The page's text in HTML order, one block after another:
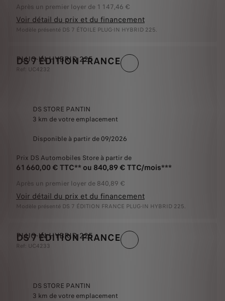
Après un premier loyer de 1 147,46 €
Voir détail du prix et du financement
Modèle présenté DS 7 ÉTOILE PLUG-IN HYBRID 225.
DS 7 ÉDITION FRANCE
PLUG-IN HYBRID 225
Ref: UC4232
DS STORE PANTIN
3 km de votre emplacement
Disponible à partir de 09/2026
Prix DS Automobiles Store à partir de
61 660,00 € TTC** ou 840,89 € TTC/mois***
Après un premier loyer de 840,89 €
Voir détail du prix et du financement
Modèle présenté DS 7 ÉDITION FRANCE PLUG-IN HYBRID 225.
DS 7 ÉDITION FRANCE
PLUG-IN HYBRID 225
Ref: UC4233
DS STORE PANTIN
3 km de votre emplacement